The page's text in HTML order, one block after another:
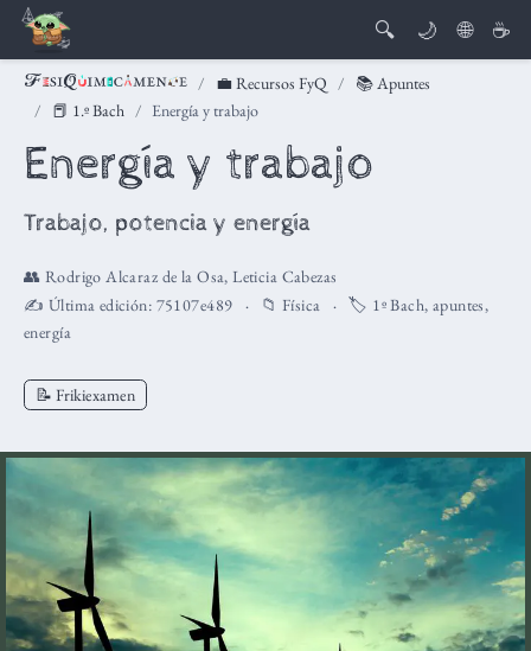
🔍 🌙 🌐 ☕
💼 Recursos FyQ
📚 Apuntes
📕 1.º Bach
Energía y trabajo
Energía y trabajo
Trabajo, potencia y energía
👥 Rodrigo Alcaraz de la Osa,Leticia Cabezas
✍️ Última edición: 75107e489 📁 Física 🏷️ 1º Bach, apuntes,
energía
📝 Frikiexamen